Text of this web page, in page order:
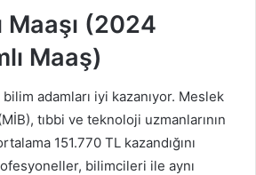
Maaşı (2024
Maaş)
adamları iyi kazanıyor. Meslek
tıbbi ve teknoloji uzmanlarının
151.770 TL kazandığını
bilimcileri ile aynı